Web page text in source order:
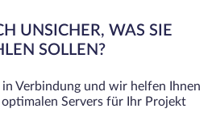
UNSICHER, WAS SIE
SOLLEN?
Verbindung und wir helfen Ihnen
Servers für Ihr Projekt